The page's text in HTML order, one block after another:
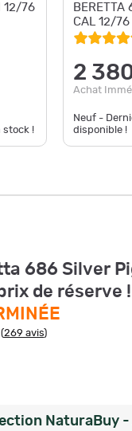
12/76
stock !
BERETTA
CAL 12/76
2
Achat
Neuf -
disponible !
686 Silver
de réserve
(269 avis)
NaturaBuy -